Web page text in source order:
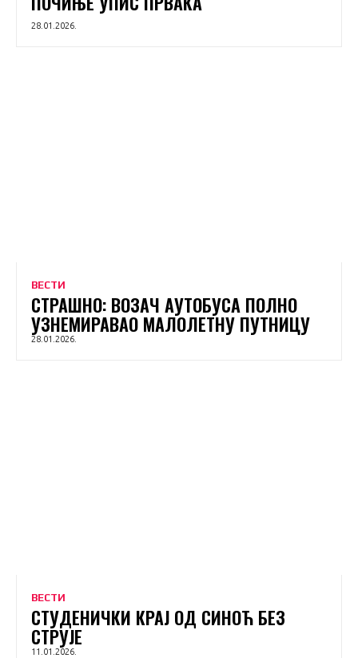
28.01.2026.
ВЕСТИ
СТРАШНО: ВОЗАЧ АУТОБУСА ПОЛНО
УЗНЕМИРАВАО МАЛОЛЕТНУ ПУТНИЦУ
28.01.2026.
ВЕСТИ
СТУДЕНИЧКИ КРАЈ ОД СИНОЋ БЕЗ
СТРУЈЕ
11.01.2026.